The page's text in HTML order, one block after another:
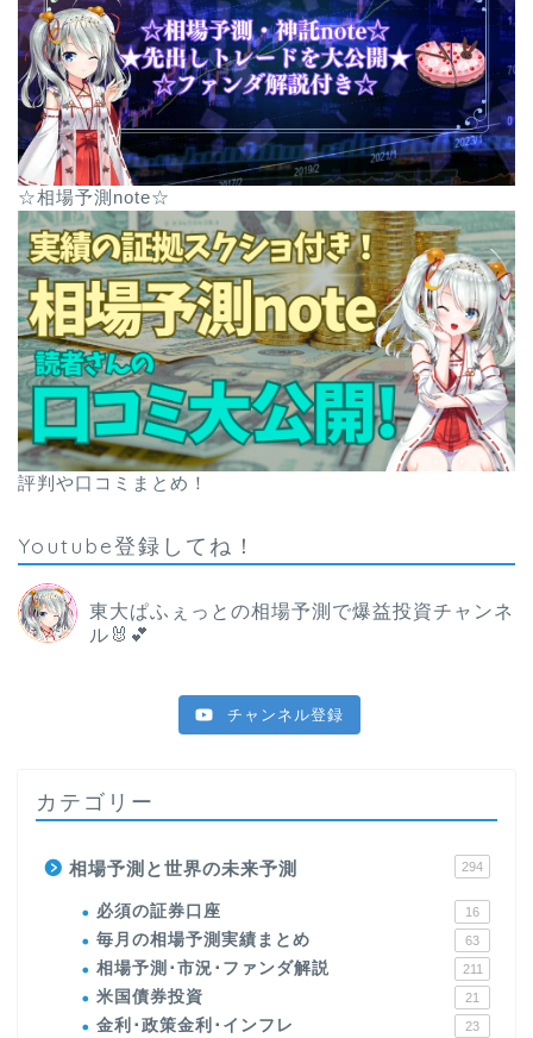
☆相場予測note☆
評判や口コミまとめ！
Youtube登録してね！
東大ぱふぇっとの相場予測で爆益投資チャンネ
ル🐰💕
チャンネル登録
カテゴリー
相場予測と世界の未来予測 294
必須の証券口座 16
毎月の相場予測実績まとめ 63
相場予測･市況･ファンダ解説 211
米国債券投資 21
金利･政策金利･インフレ 23